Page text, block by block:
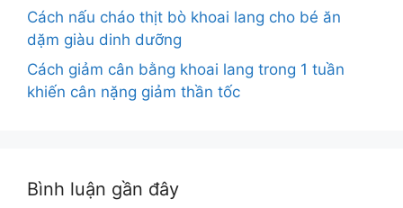
Cách nấu cháo thịt bò khoai lang cho bé ăn
dặm giàu dinh dưỡng
Cách giảm cân bằng khoai lang trong 1 tuần
khiến cân nặng giảm thần tốc
Bình luận gần đây